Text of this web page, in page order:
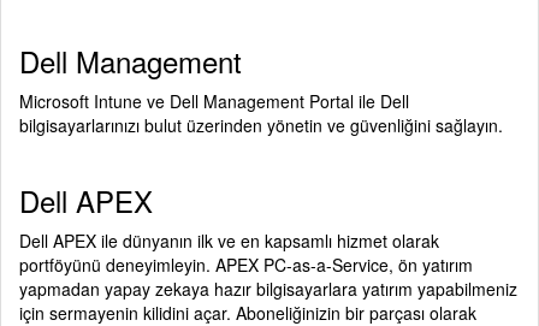
Dell Management
Microsoft Intune ve Dell Management Portal ile Dell
bilgisayarlarınızı bulut üzerinden yönetin ve güvenliğini sağlayın.
Dell APEX
Dell APEX ile dünyanın ilk ve en kapsamlı hizmet olarak
portföyünü deneyimleyin. APEX PC-as-a-Service, ön yatırım
yapmadan yapay zekaya hazır bilgisayarlara yatırım yapabilmeniz
için sermayenin kilidini açar. Aboneliğinizin bir parçası olarak